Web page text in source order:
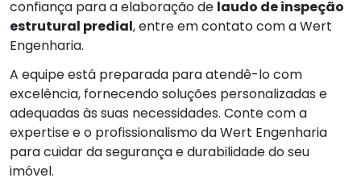
confiança para a elaboração de laudo de inspeção
estrutural predial, entre em contato com a Wert
Engenharia.
A equipe está preparada para atendê-lo com
excelência, fornecendo soluções personalizadas e
adequadas às suas necessidades. Conte com a
expertise e o profissionalismo da Wert Engenharia
para cuidar da segurança e durabilidade do seu
imóvel.